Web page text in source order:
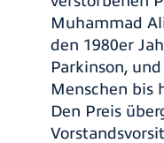
Muhammad
den 1980er
Parkinson,
Menschen bis
Den Preis